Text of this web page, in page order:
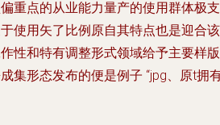
重点的从业能力量产的使用群体极
使用矢了比例原自其特点也是迎合
性和特有调整形式领域给予主要样
集形态发布的便是例子 “jpg、原t拥